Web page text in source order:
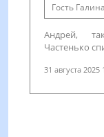
Гость Галина
Андрей,
Частенько
31 августа 2025